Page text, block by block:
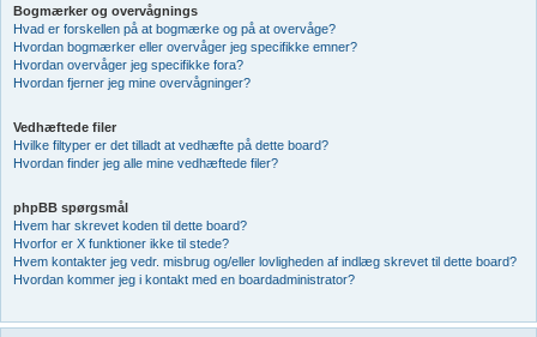
Bogmærker og overvågnings
Hvad er forskellen på at bogmærke og på at overvåge?
Hvordan bogmærker eller overvåger jeg specifikke emner?
Hvordan overvåger jeg specifikke fora?
Hvordan fjerner jeg mine overvågninger?
Vedhæftede filer
Hvilke filtyper er det tilladt at vedhæfte på dette board?
Hvordan finder jeg alle mine vedhæftede filer?
phpBB spørgsmål
Hvem har skrevet koden til dette board?
Hvorfor er X funktioner ikke til stede?
Hvem kontakter jeg vedr. misbrug og/eller lovligheden af indlæg skrevet til dette board?
Hvordan kommer jeg i kontakt med en boardadministrator?